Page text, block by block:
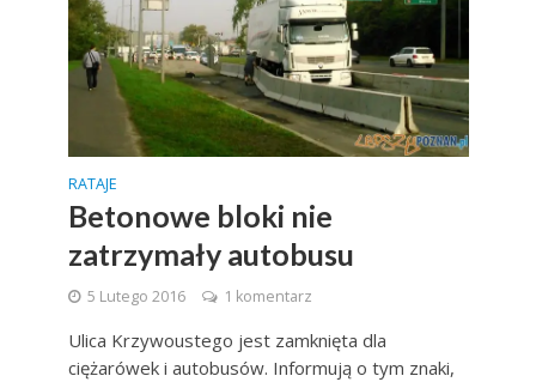
RATAJE
Betonowe bloki nie
zatrzymały autobusu
5 Lutego 2016 1 komentarz
Ulica Krzywoustego jest zamknięta dla
ciężarówek i autobusów. Informują o tym znaki,